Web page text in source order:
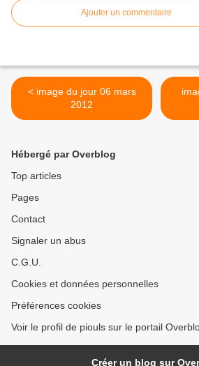
Ajouter un commentaire
< image du jour 06 mars
2012
Hébergé par Overblog
Top articles
Pages
Contact
Signaler un abus
C.G.U.
Cookies et données personnelles
Préférences cookies
Voir le profil de piouls sur le portail
Créer un blog sur